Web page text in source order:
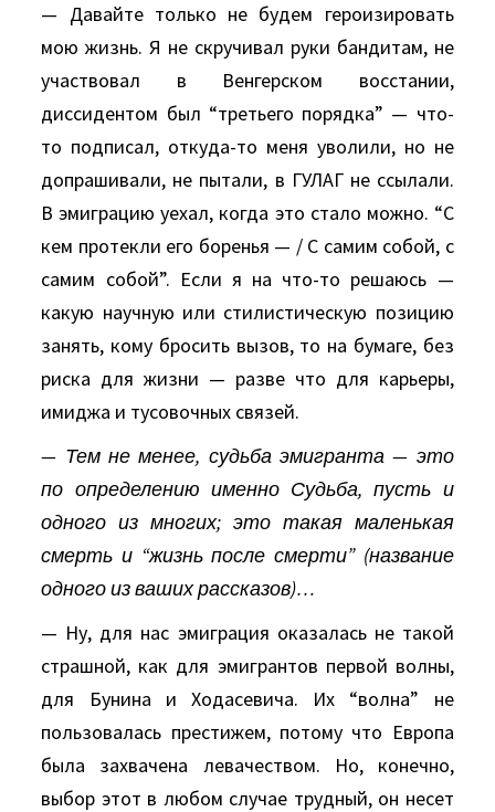
— Давайте только не будем героизировать
мою жизнь. Я не скручивал руки бандитам, не
участвовал в Венгерском восстании,
диссидентом был “третьего порядка” — что-
то подписал, откуда-то меня уволили, но не
допрашивали, не пытали, в ГУЛАГ не ссылали.
В эмиграцию уехал, когда это стало можно. “С
кем протекли его боренья — / С самим собой, с
самим собой”. Если я на что-то решаюсь —
какую научную или стилистическую позицию
занять, кому бросить вызов, то на бумаге, без
риска для жизни — разве что для карьеры,
имиджа и тусовочных связей.
— Тем не менее, судьба эмигранта — это
по определению именно Судьба, пусть и
одного из многих; это такая маленькая
смерть и “жизнь после смерти” (название
одного из ваших рассказов)…
— Ну, для нас эмиграция оказалась не такой
страшной, как для эмигрантов первой волны,
для Бунина и Ходасевича. Их “волна” не
пользовалась престижем, потому что Европа
была захвачена левачеством. Но, конечно,
выбор этот в любом случае трудный, он несет